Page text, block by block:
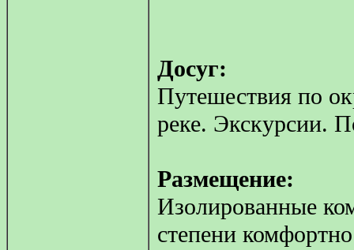
Досуг:
Путешествия по
реке. Экскурсии.
Размещение:
Изолированные
степени